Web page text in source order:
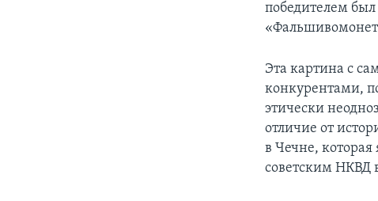
победителем
Эта картина с
конкурентами,
этически
отличие от
в Чечне, которая
советским НКВД